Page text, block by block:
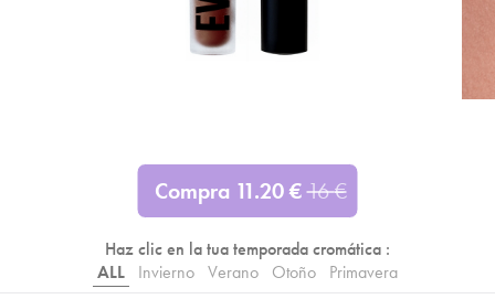
Compra 11.20 €16€
Haz clic en la tua temporada cromática :
ALL
Invierno Verano Otoño Primavera